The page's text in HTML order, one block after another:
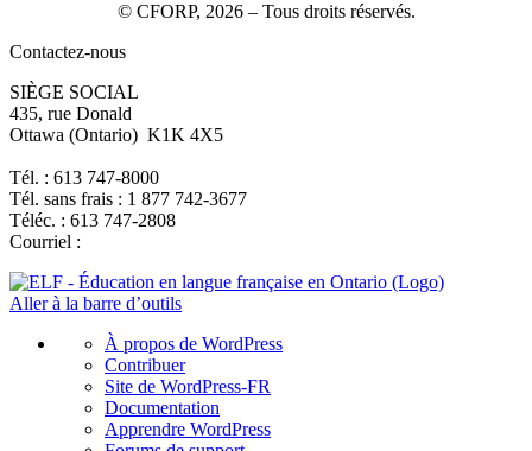
© CFORP, 2026 – Tous droits réservés.
Contactez-nous
SIÈGE SOCIAL
435, rue Donald
Ottawa (Ontario) K1K 4X5
Tél. : 613 747-8000
Tél. sans frais : 1 877 742-3677
Téléc. : 613 747-2808
Courriel :
Aller à la barre d’outils
propos
WordPress
À propos de WordPress
Contribuer
Site de WordPress-FR
Documentation
Apprendre WordPress